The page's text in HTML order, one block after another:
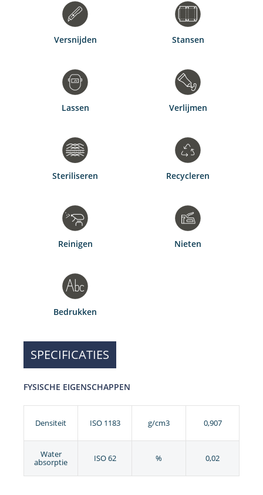
Versnijden Stansen
Lassen Verlijmen
Steriliseren Recycleren
Reinigen Nieten
Bedrukken
SPECIFICATIES
FYSISCHE EIGENSCHAPPEN
Densiteit ISO 1183 g/cm3 0,907
Water
absorptie ISO 62 % 0,02